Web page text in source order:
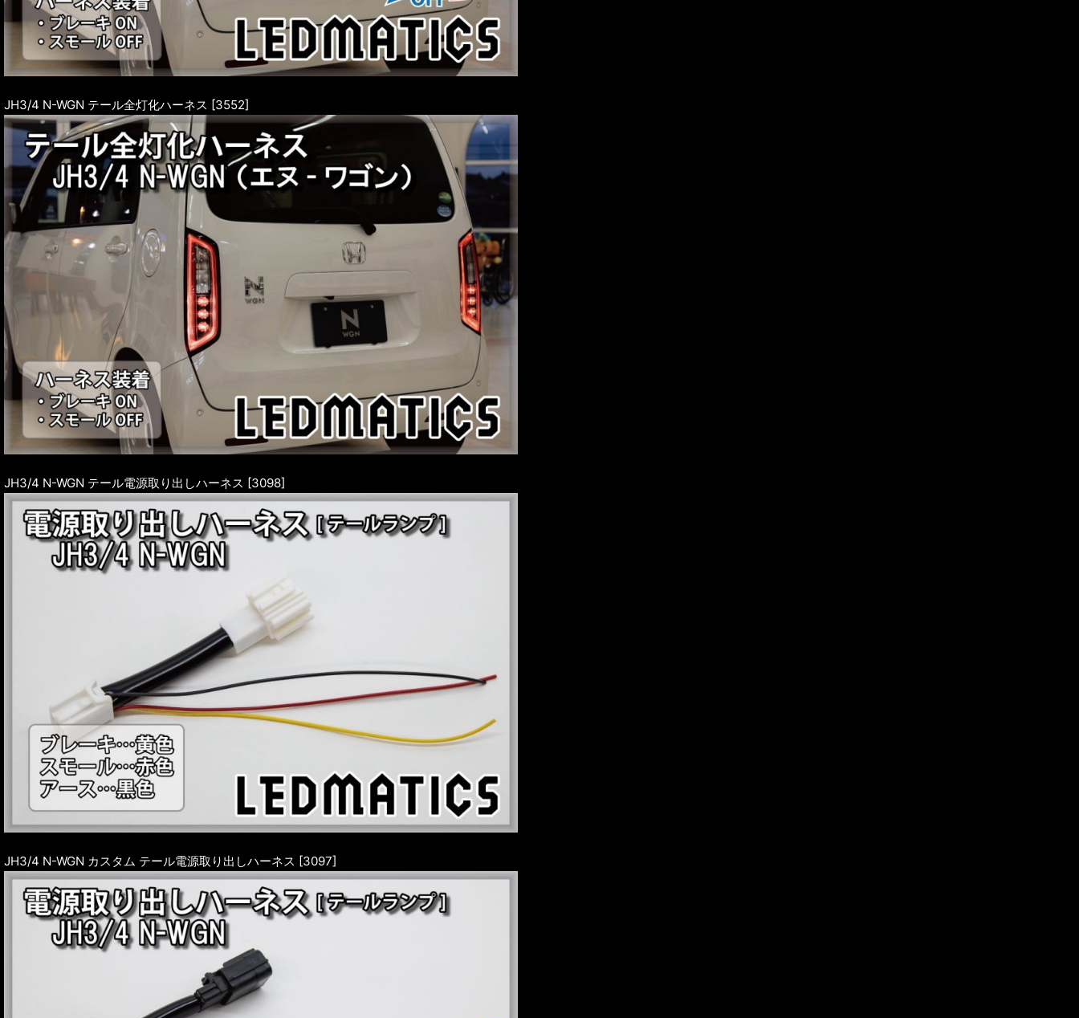
JH3/4 N-WGN テール全灯化ハーネス [3552]
JH3/4 N-WGN テール電源取り出しハーネス [3098]
JH3/4 N-WGN カスタム テール電源取り出しハーネス [3097]